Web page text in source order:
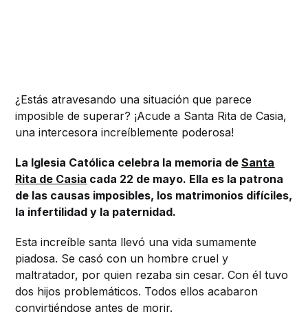
¿Estás atravesando una situación que parece
imposible de superar? ¡Acude a Santa Rita de Casia,
una intercesora increíblemente poderosa!
La Iglesia Católica celebra la memoria deSanta
Rita de Casia cada 22 de mayo. Ella es la patrona
de las causas imposibles, los matrimonios difíciles,
la infertilidad y la paternidad.
Esta increíble santa llevó una vida sumamente
piadosa. Se casó con un hombre cruel y
maltratador, por quien rezaba sin cesar. Con él tuvo
dos hijos problemáticos. Todos ellos acabaron
convirtiéndose antes de morir.